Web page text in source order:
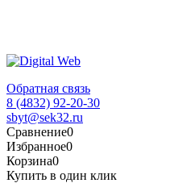
Обратная связь
8 (4832) 92-20-30
sbyt@sek32.ru
Сравнение0
Избранное0
Корзина0
Купить в один клик